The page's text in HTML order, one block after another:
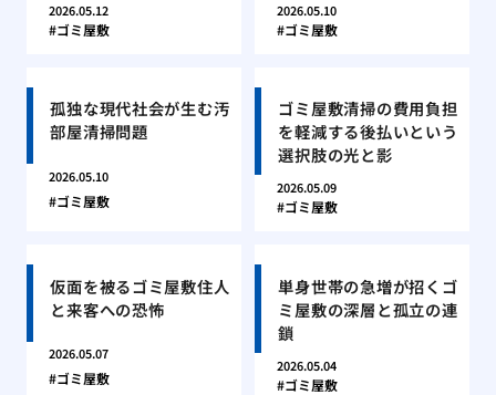
2026.05.12
ゴミ屋敷
2026.05.10
ゴミ屋敷
孤独な現代社会が生む汚
部屋清掃問題
2026.05.10
ゴミ屋敷
ゴミ屋敷清掃の費用負担
を軽減する後払いという
選択肢の光と影
2026.05.09
ゴミ屋敷
仮面を被るゴミ屋敷住人
と来客への恐怖
2026.05.07
ゴミ屋敷
単身世帯の急増が招くゴ
ミ屋敷の深層と孤立の連
鎖
2026.05.04
ゴミ屋敷